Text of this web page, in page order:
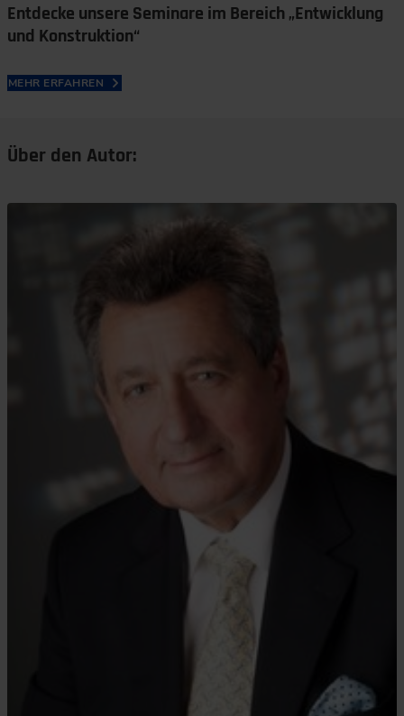
Entdecke unsere Seminare im Bereich „Entwicklung
und Konstruktion“
MEHR ERFAHREN
Über den Autor: